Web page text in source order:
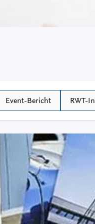
Event-Bericht RWT-